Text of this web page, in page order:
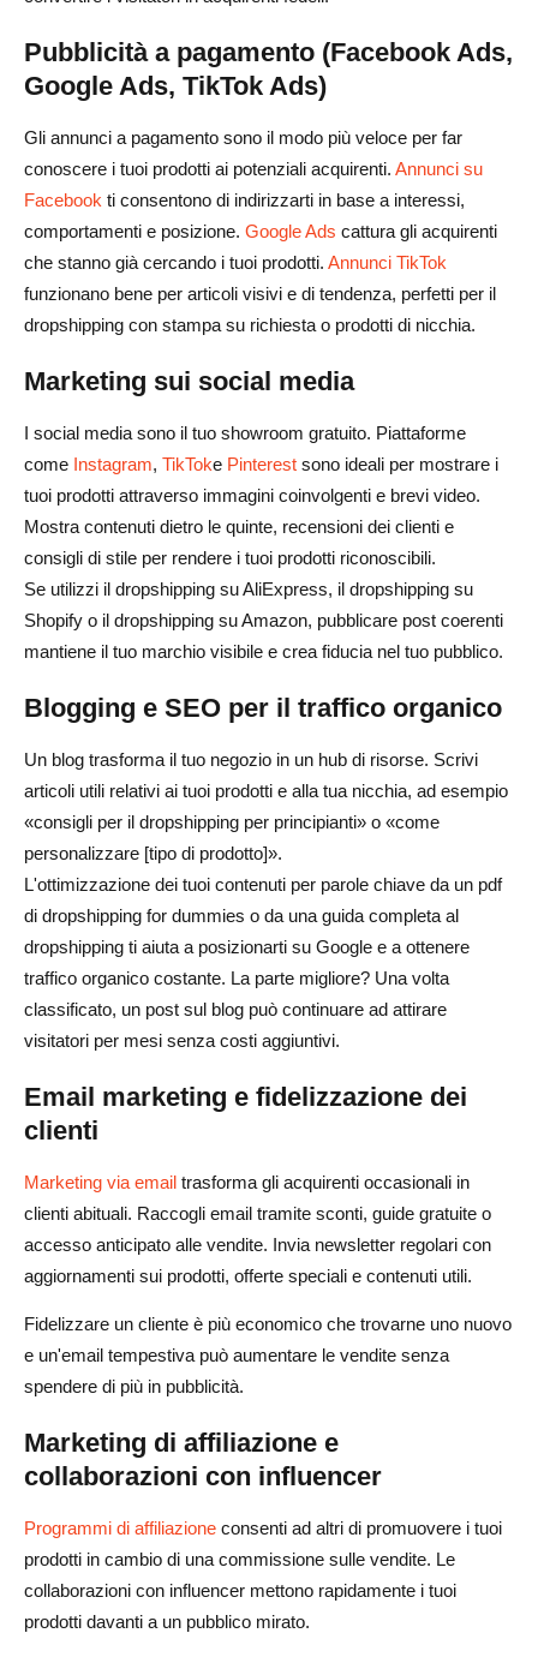
Pubblicità a pagamento (Facebook Ads,
Google Ads, TikTok Ads)
Gli annunci a pagamento sono il modo più veloce per far
conoscere i tuoi prodotti ai potenziali acquirenti. Annunci su
Facebook ti consentono di indirizzarti in base a interessi,
comportamenti e posizione. Google Ads cattura gli acquirenti
che stanno già cercando i tuoi prodotti. Annunci TikTok
funzionano bene per articoli visivi e di tendenza, perfetti per il
dropshipping con stampa su richiesta o prodotti di nicchia.
Marketing sui social media
I social media sono il tuo showroom gratuito. Piattaforme
come Instagram, TikToke Pinterest sono ideali per mostrare i
tuoi prodotti attraverso immagini coinvolgenti e brevi video.
Mostra contenuti dietro le quinte, recensioni dei clienti e
consigli di stile per rendere i tuoi prodotti riconoscibili.
Se utilizzi il dropshipping su AliExpress, il dropshipping su
Shopify o il dropshipping su Amazon, pubblicare post coerenti
mantiene il tuo marchio visibile e crea fiducia nel tuo pubblico.
Blogging e SEO per il traffico organico
Un blog trasforma il tuo negozio in un hub di risorse. Scrivi
articoli utili relativi ai tuoi prodotti e alla tua nicchia, ad esempio
«consigli per il dropshipping per principianti» o «come
personalizzare [tipo di prodotto]».
L'ottimizzazione dei tuoi contenuti per parole chiave da un pdf
di dropshipping for dummies o da una guida completa al
dropshipping ti aiuta a posizionarti su Google e a ottenere
traffico organico costante. La parte migliore? Una volta
classificato, un post sul blog può continuare ad attirare
visitatori per mesi senza costi aggiuntivi.
Email marketing e fidelizzazione dei
clienti
Marketing via email trasforma gli acquirenti occasionali in
clienti abituali. Raccogli email tramite sconti, guide gratuite o
accesso anticipato alle vendite. Invia newsletter regolari con
aggiornamenti sui prodotti, offerte speciali e contenuti utili.
Fidelizzare un cliente è più economico che trovarne uno nuovo
e un'email tempestiva può aumentare le vendite senza
spendere di più in pubblicità.
Marketing di affiliazione e
collaborazioni con influencer
Programmi di affiliazione consenti ad altri di promuovere i tuoi
prodotti in cambio di una commissione sulle vendite. Le
collaborazioni con influencer mettono rapidamente i tuoi
prodotti davanti a un pubblico mirato.